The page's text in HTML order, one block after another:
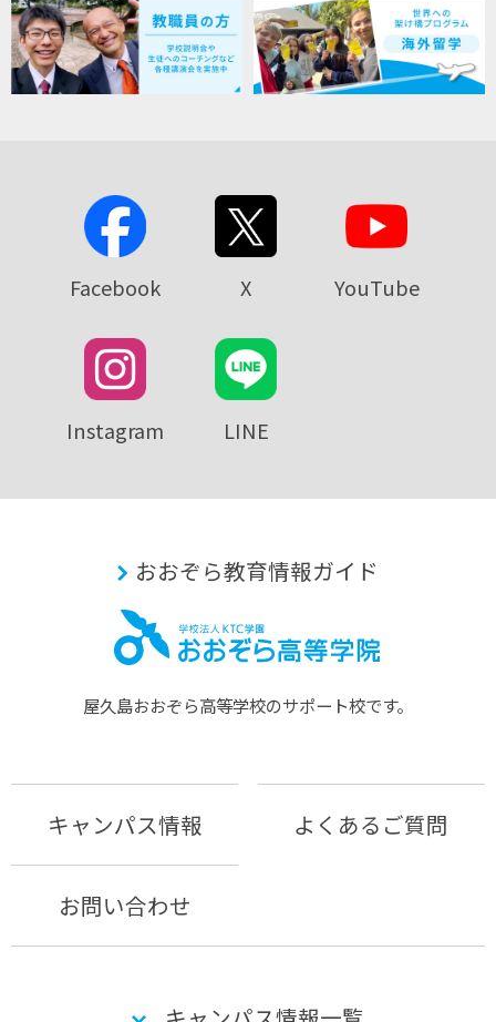
Facebook X YouTube
Instagram LINE
おおぞら教育情報ガイド
屋久島おおぞら⾼等学校のサポート校です。
キャンパス情報 よくあるご質問
お問い合わせ